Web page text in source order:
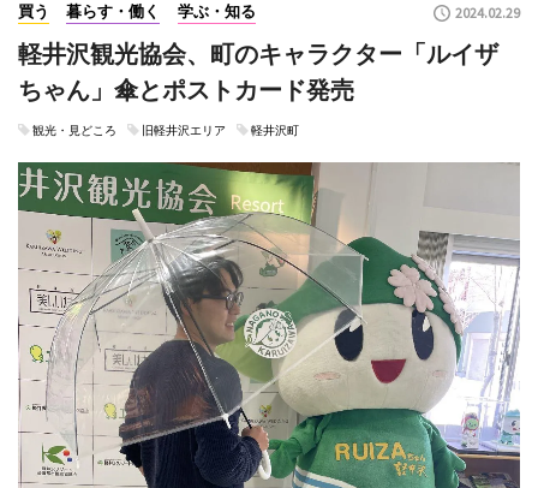
買う 暮らす・働く 学ぶ・知る 2024.02.29
軽井沢観光協会、町のキャラクター「ルイザ
ちゃん」傘とポストカード発売
観光・見どころ 旧軽井沢エリア 軽井沢町